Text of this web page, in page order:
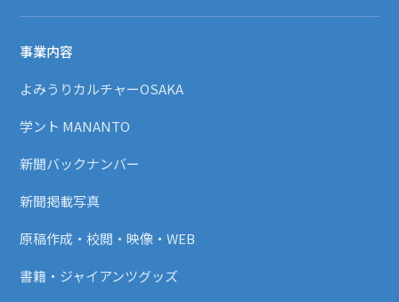
事業内容
よみうりカルチャーOSAKA
学ント MANANTO
新聞バックナンバー
新聞掲載写真
原稿作成・校閲・映像・WEB
書籍・ジャイアンツグッズ